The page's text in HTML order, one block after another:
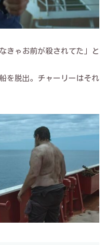
きゃお前が殺されてた」と
を脱出。チャーリーはそれ